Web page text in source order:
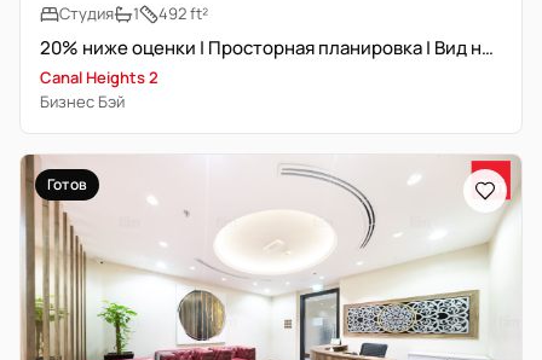
Студия
1 492 ft²
20% ниже оценки | Просторная планировка | Вид на канал
Canal Heights 2
Бизнес Бэй
Готов